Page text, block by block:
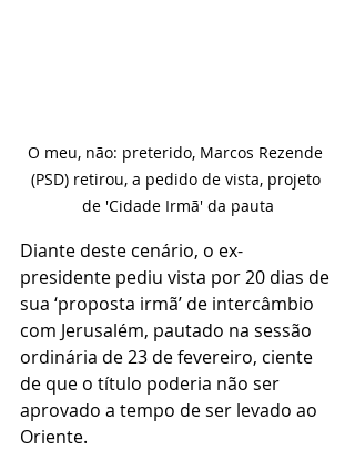
O meu, não: preterido, Marcos Rezende
(PSD) retirou, a pedido de vista, projeto
de 'Cidade Irmã' da pauta
Diante deste cenário, o ex-
presidente pediu vista por 20 dias de
sua ‘proposta irmã’ de intercâmbio
com Jerusalém, pautado na sessão
ordinária de 23 de fevereiro, ciente
de que o título poderia não ser
aprovado a tempo de ser levado ao
Oriente.